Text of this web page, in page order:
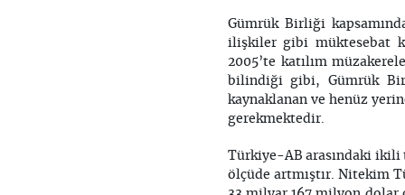
Gümrük Birliği
ilişkiler gibi müktesebat
2005’te katılım
bilindiği gibi, Gümrük
kaynaklanan ve henüz
gerekmektedir.
Türkiye-AB arasındaki ikili
ölçüde artmıştır. Nitekim